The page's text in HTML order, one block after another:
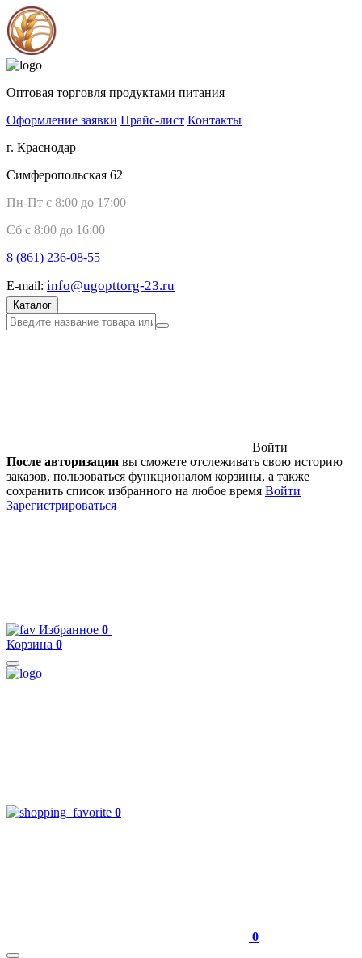
Оптовая торговля продуктами питания
Оформление заявки Прайс-лист Контакты
г. Краснодар
Симферопольская 62
Пн-Пт с 8:00 до 17:00
Сб с 8:00 до 16:00
8 (861) 236-08-55
E-mail: info@ugopttorg-23.ru
Каталог
Войти
После авторизации вы сможете отслеживать свою историю
заказов, пользоваться функционалом корзины, а также
сохранить список избранного на любое время Войти
Зарегистрироваться
Избранное 0
Корзина 0
0
0